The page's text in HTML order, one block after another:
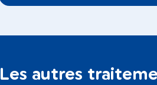
Les autres